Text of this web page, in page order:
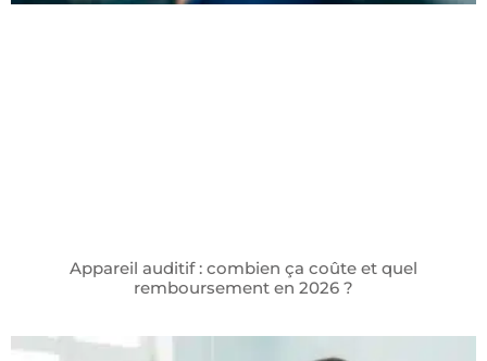
Appareil auditif : combien ça coûte et quel
remboursement en 2026 ?